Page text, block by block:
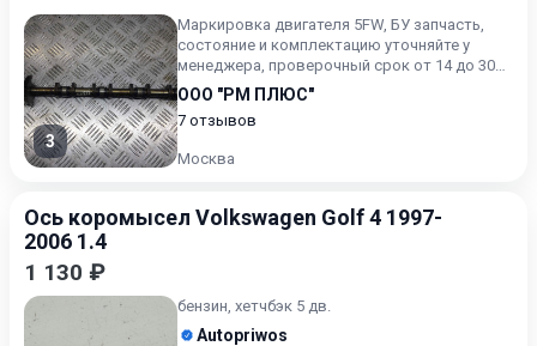
3
Маркировка двигателя 5FW, БУ запчасть,
состояние и комплектацию уточняйте у
менеджера, проверочный срок от 14 до 30
дней.
ООО "РМ ПЛЮС"
7 отзывов
Москва
Ось коромысел Volkswagen Golf 4 1997-
2006 1.4
1 130 ₽
бензин, хетчбэк 5 дв.
Autopriwos